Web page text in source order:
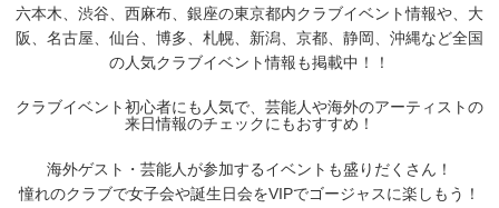
六本木、渋谷、西麻布、銀座の東京都内クラブイベント情報や、大
阪、名古屋、仙台、博多、札幌、新潟、京都、静岡、沖縄など全国
の人気クラブイベント情報も掲載中！！
クラブイベント初心者にも人気で、芸能人や海外のアーティストの
来日情報のチェックにもおすすめ！
海外ゲスト・芸能人が参加するイベントも盛りだくさん！
憧れのクラブで女子会や誕生日会をVIPでゴージャスに楽しもう！